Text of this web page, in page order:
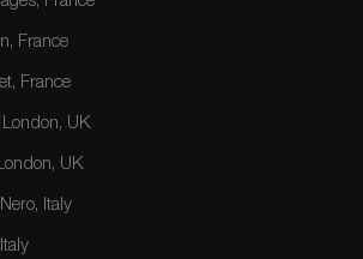
France
France
UK
UK
Italy